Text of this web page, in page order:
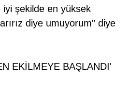
şekilde en yüksek
diye umuyorum" diye
EKİLMEYE BAŞLANDI'